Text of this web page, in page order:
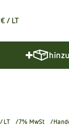
/ LT
/ LT 7% MwSt